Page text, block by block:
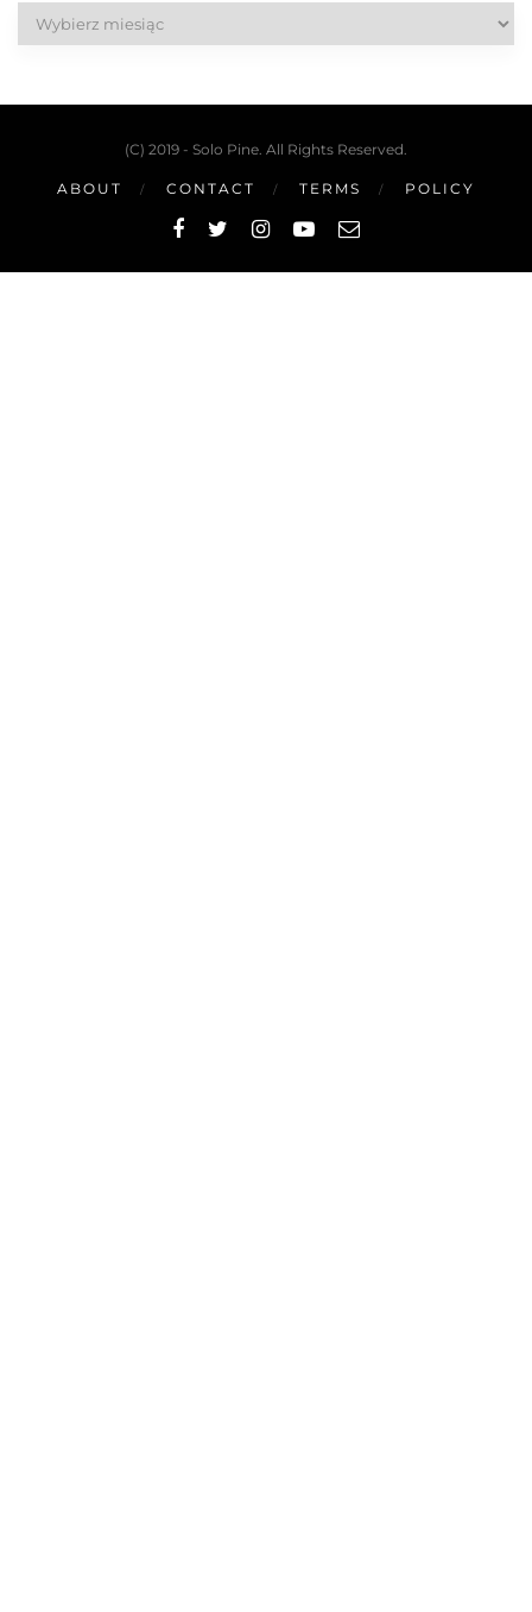
Archiwum
(C) 2019 - Solo Pine. All Rights Reserved.
ABOUT CONTACT TERMS POLICY